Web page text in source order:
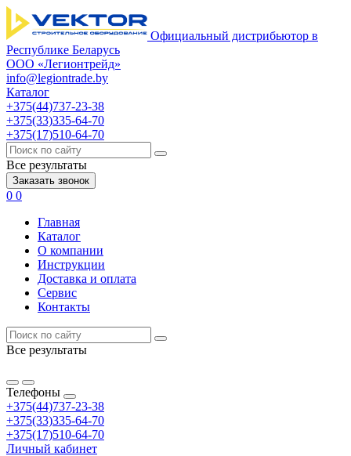
Официальный дистрибьютор в
Республике Беларусь
ООО «Легионтрейд»
info@legiontrade.by
Каталог
+375(44)737-23-38
+375(33)335-64-70
+375(17)510-64-70
Все результаты
Заказать звонок
0 0
Главная
Каталог
О компании
Инструкции
Доставка и оплата
Сервис
Контакты
Все результаты
Телефоны
+375(44)737-23-38
+375(33)335-64-70
+375(17)510-64-70
Личный кабинет